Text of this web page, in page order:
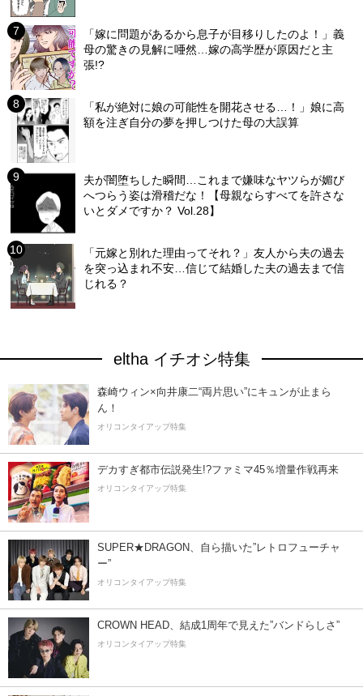
「嫁に問題があるから息子が目移りしたのよ！」義
母の驚きの見解に唖然…嫁の高学歴が原因だと主
張!?
「私が絶対に娘の可能性を開花させる…！」娘に高
額を注ぎ自分の夢を押しつけた母の大誤算
夫が闇堕ちした瞬間…これまで嫌味なヤツらが媚び
へつらう姿は滑稽だな！【母親ならすべてを許さな
いとダメですか？ Vol.28】
「元嫁と別れた理由ってそれ？」友人から夫の過去
を突っ込まれ不安…信じて結婚した夫の過去まで信
じれる？
eltha イチオシ特集
森崎ウィン×向井康二“両片思い”にキュンが止まら
ん！
オリコンタイアップ特集
デカすぎ都市伝説発生!?ファミマ45％増量作戦再来
オリコンタイアップ特集
SUPER★DRAGON、自ら描いた”レトロフューチャ
ー”
オリコンタイアップ特集
CROWN HEAD、結成1周年で見えた”バンドらしさ”
オリコンタイアップ特集